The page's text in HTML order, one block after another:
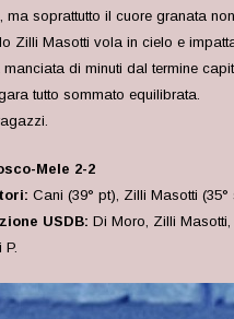
ma soprattutto il cuore granata
Zilli Masotti vola in cielo e
manciata di minuti dal termine
tutto sommato equilibrata.
Mele 2-2
Cani (39° pt), Zilli Masotti (35°
USDB: Di Moro, Zilli
P.